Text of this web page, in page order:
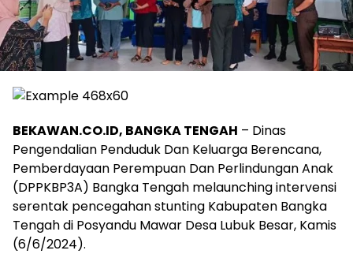
BEKAWAN.CO.ID, BANGKA TENGAH – Dinas
Pengendalian Penduduk Dan Keluarga Berencana,
Pemberdayaan Perempuan Dan Perlindungan Anak
(DPPKBP3A) Bangka Tengah melaunching intervensi
serentak pencegahan stunting Kabupaten Bangka
Tengah di Posyandu Mawar Desa Lubuk Besar, Kamis
(6/6/2024).